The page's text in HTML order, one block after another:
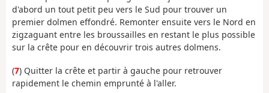
d'abord un tout petit peu vers le Sud pour trouver un
premier dolmen effondré. Remonter ensuite vers le Nord en
zigzaguant entre les broussailles en restant le plus possible
sur la crête pour en découvrir trois autres dolmens.
(7) Quitter la crête et partir à gauche pour retrouver
rapidement le chemin emprunté à l'aller.